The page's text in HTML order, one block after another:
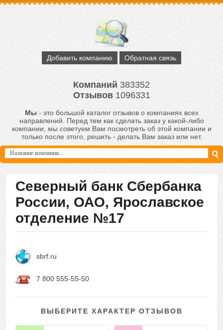
Добавить компанию Обратная связь
Компаний383352
Отзывов1096331
Мы- это большой каталог отзывов о компаниях всех
направлений. Перед тем как сделать заказ у какой-либо
компании, мы советуем Вам посмотреть об этой компании и
только после этого, решить - делать Вам заказ или нет.
Северный банк Сбербанка
России, ОАО, Ярославское
отделение №17
sbrf.ru
7 800 555-55-50
ВЫБЕРИТЕ ХАРАКТЕР ОТЗЫВОВ